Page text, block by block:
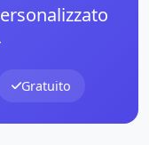
Gratuito